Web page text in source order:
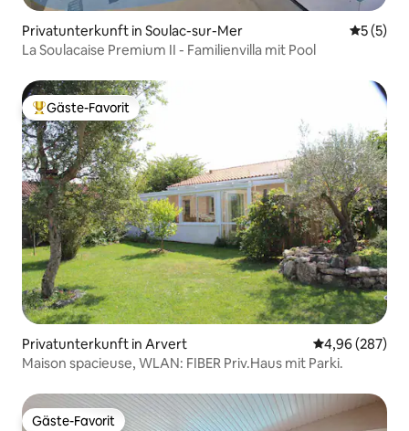
Privatunterkunft in Soulac-sur-Mer
5 (5)
La Soulacaise Premium II - Familienvilla mit Pool
Beliebter Gäste-Favorit.
Gäste-Favorit
Privatunterkunft in Arvert
4,96 (287)
Maison spacieuse, WLAN: FIBER Priv.Haus mit Parki.
Gäste-Favorit